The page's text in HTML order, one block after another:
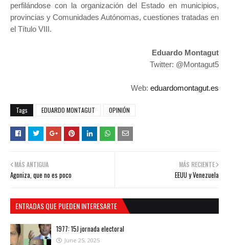
perfilándose con la organización del Estado en municipios,
provincias y Comunidades Autónomas, cuestiones tratadas en
el Título VIII.
Eduardo Montagut
Twitter: @Montagut5
Web: eduardomontagut.es
Tags EDUARDO MONTAGUT OPINIÓN
MÁS RECIENTE
EEUU y Venezuela
MÁS ANTIGUA
Agoniza, que no es poco
ENTRADAS QUE PUEDEN INTERESARTE
1977: 15J jornada electoral
June 25, 2025